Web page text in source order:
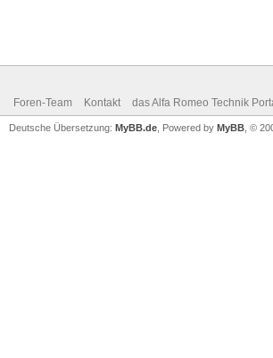
Foren-Team Kontakt das Alfa Romeo Technik
Deutsche Übersetzung: MyBB.de , Powered by MyBB , ©